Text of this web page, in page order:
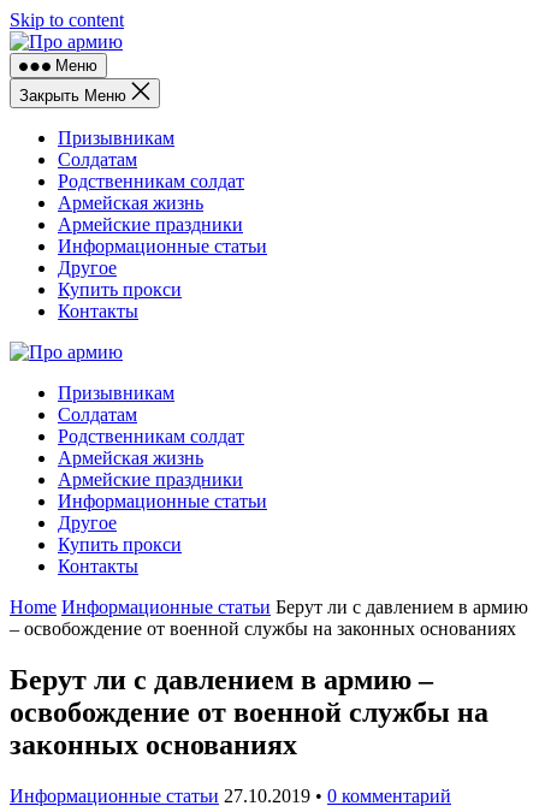
Skip to content
Меню
Закрыть Меню
Призывникам
Солдатам
Родственникам солдат
Армейская жизнь
Армейские праздники
Информационные статьи
Другое
Купить прокси
Контакты
Призывникам
Солдатам
Родственникам солдат
Армейская жизнь
Армейские праздники
Информационные статьи
Другое
Купить прокси
Контакты
Home Информационные статьи Берут ли с давлением в армию
– освобождение от военной службы на законных основаниях
Берут ли с давлением в армию –
освобождение от военной службы на
законных основаниях
Информационные статьи 27.10.2019 • 0 комментарий